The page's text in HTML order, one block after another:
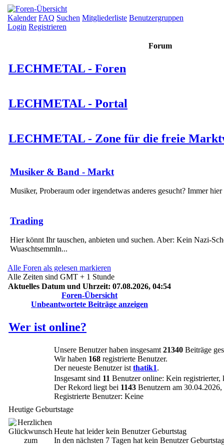
Kalender FAQ Suchen Mitgliederliste Benutzergruppen
Login Registrieren
Forum
LECHMETAL - Foren
LECHMETAL - Portal
LECHMETAL - Zone für die freie
Musiker & Band - Markt
Musiker, Proberaum oder irgendetwas anderes gesucht? Immer
Trading
Hier könnt Ihr tauschen, anbieten und suchen. Aber: Kein Nazi-
Wuaschtsemmln...
Alle Foren als gelesen markieren
Alle Zeiten sind GMT + 1 Stunde
Aktuelles Datum und Uhrzeit: 07.08.2026, 04:54
Foren-Übersicht
Unbeantwortete Beiträge anzeigen
Wer ist online?
Unsere Benutzer haben insgesamt 21340 Beiträge
Wir haben 168 registrierte Benutzer.
Der neueste Benutzer ist thatik1.
Insgesamt sind 11 Benutzer online: Kein
Der Rekord liegt bei 1143 Benutzern am 30.04.2026,
Registrierte Benutzer: Keine
Heutige Geburtstage
Heute hat leider kein Benutzer Geburtstag
In den nächsten 7 Tagen hat kein Benutzer